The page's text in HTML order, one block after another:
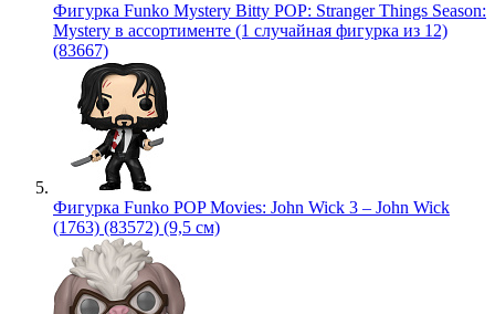
Фигурка Funko Mystery Bitty POP: Stranger Things Season:
Mystery в ассортименте (1 случайная фигурка из 12)
(83667)
Фигурка Funko POP Movies: John Wick 3 – John Wick
(1763) (83572) (9,5 см)